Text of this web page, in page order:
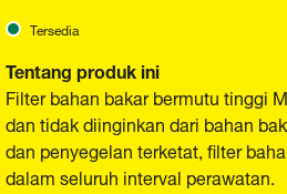
Tersedia
Tentang produk ini
Filter bahan bakar bermutu tinggi
dan tidak diinginkan dari bahan
dan penyegelan terketat, filter
dalam seluruh interval perawatan.